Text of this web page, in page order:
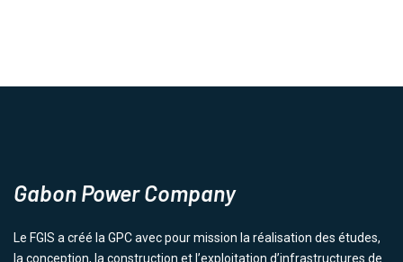
Gabon Power Company
Le FGIS a créé la GPC avec pour mission la réalisation des études,
la conception, la construction et l’exploitation d’infrastructures de